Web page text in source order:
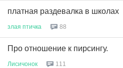
платная раздевалка в школах
злая птичка 88
Про отношение к пирсингу.
Лисичонок 111